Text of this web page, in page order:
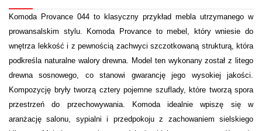
Komoda Provance 044 to klasyczny przykład mebla utrzymanego w
prowansalskim stylu. Komoda Provance to mebel, który wniesie do
wnętrza lekkość i z pewnością zachwyci szczotkowaną strukturą, która
podkreśla naturalne walory drewna. Model ten wykonany został z litego
drewna sosnowego, co stanowi gwarancję jego wysokiej jakości.
Kompozycję bryły tworzą cztery pojemne szuflady, które tworzą spora
przestrzeń do przechowywania. Komoda idealnie wpiszę się w
aranżację salonu, sypialni i przedpokoju z zachowaniem sielskiego